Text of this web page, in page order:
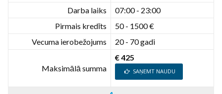
Darba laiks
07:00 - 23:00
Pirmais kredīts
50 - 1500 €
Vecuma ierobežojums
20 - 70 gadi
Maksimālā summa
€ 425
SAŅEMT NAUDU